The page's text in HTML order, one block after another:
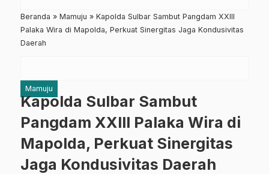
Beranda » Mamuju » Kapolda Sulbar Sambut Pangdam XXIII
Palaka Wira di Mapolda, Perkuat Sinergitas Jaga Kondusivitas
Daerah
Mamuju
Kapolda Sulbar Sambut
Pangdam XXIII Palaka Wira di
Mapolda, Perkuat Sinergitas
Jaga Kondusivitas Daerah